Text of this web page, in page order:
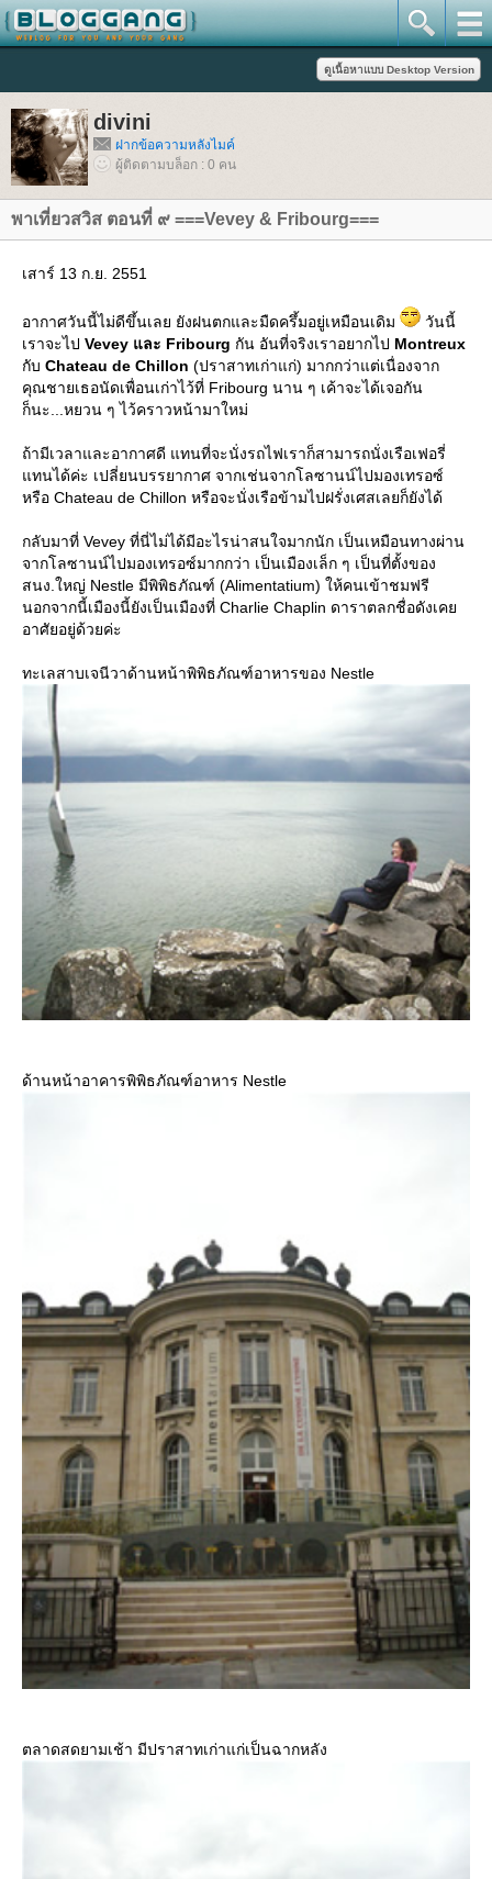
divini
ฝากข้อความหลังไมค์
ผู้ติดตามบล็อก : 0 คน
พาเที่ยวสวิส ตอนที่ ๙ ===Vevey & Fribourg===
เสาร์ 13 ก.ย. 2551
อากาศวันนี้ไม่ดีขึ้นเลย ยังฝนตกและมืดครึ้มอยู่เหมือนเดิม
วันนี้
เราจะไป Vevey และ Fribourg กัน อันที่จริงเราอยากไป Montreux
กับ Chateau de Chillon (ปราสาทเก่าแก่) มากกว่าแต่เนื่องจาก
คุณชายเธอนัดเพื่อนเก่าไว้ที่ Fribourg นาน ๆ เค้าจะได้เจอกัน
ก็นะ...หยวน ๆ ไว้คราวหน้ามาใหม่
ถ้ามีเวลาและอากาศดี แทนที่จะนั่งรถไฟเราก็สามารถนั่งเรือเฟอรี่
ทนได้ค่ะ เปลี่ยนบรรยากาศ จากเช่นจากโลซานน์ไปมองเทรอซ์
หรือ Chateau de Chillon หรือจะนั่งเรือข้ามไปฝรั่งเศสเลยก็ยังได้
กลับมาที่ Vevey ที่นี่ไม่ได้มีอะไรน่าสนใจมากนัก เป็นเหมือนทางผ่าน
จากโลซานน์ไปมองเทรอซ์มากกว่า เป็นเมืองเล็ก ๆ เป็นที่ตั้งของ
สนง.ใหญ่ Nestle มีพิพิธภัณฑ์ (Alimentatium) ให้คนเข้าชมฟรี
นอกจากนี้เมืองนี้ยังเป็นเมืองที่ Charlie Chaplin ดาราตลกชื่อดังเค
อาศัยอยู่ด้วยค่ะ
ทะเลสาบเจนีวาด้านหน้าพิพิธภัณฑ์อาหารของ Nestle
ด้านหน้าอาคารพิพิธภัณฑ์อาหาร Nestle
ตลาดสดยามเช้า มีปราสาทเก่าแก่เป็นฉากหลัง